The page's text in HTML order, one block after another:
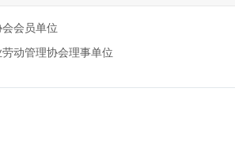
会员单位
动管理协会理事单位